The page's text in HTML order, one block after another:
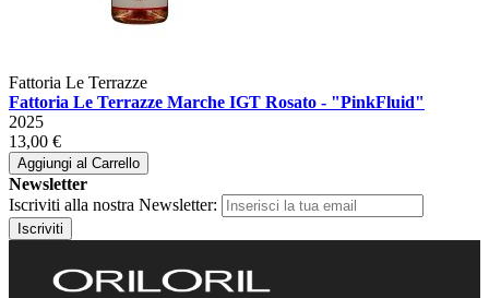
Fattoria Le Terrazze
Fattoria Le Terrazze Marche IGT Rosato - "PinkFluid"
2025
13,00 €
Aggiungi al Carrello
Newsletter
Iscriviti alla nostra Newsletter:
Iscriviti